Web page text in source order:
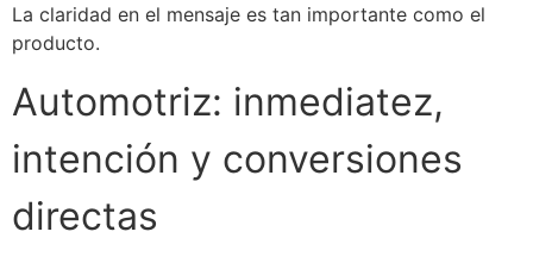
La claridad en el mensaje es tan importante como el
producto.
Automotriz: inmediatez,
intención y conversiones
directas